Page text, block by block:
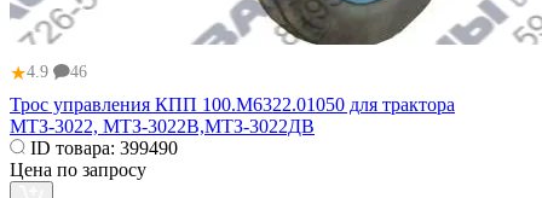
★4.9 46
Трос управления КПП 100.М6322.01050 для трактора
МТЗ-3022, МТЗ-3022В,МТЗ-3022ДВ
ID товара: 399490
Цена по запросу